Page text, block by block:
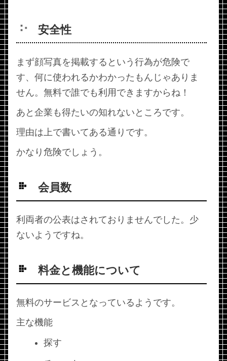
安全性
まず顔写真を掲載するという行為が危険で
す、何に使われるかわかったもんじゃありま
せん。無料で誰でも利用できますからね！
あと企業も得たいの知れないところです。
理由は上で書いてある通りです。
かなり危険でしょう。
会員数
利両者の公表はされておりませんでした。少
ないようですね。
料金と機能について
無料のサービスとなっているようです。
主な機能
探す